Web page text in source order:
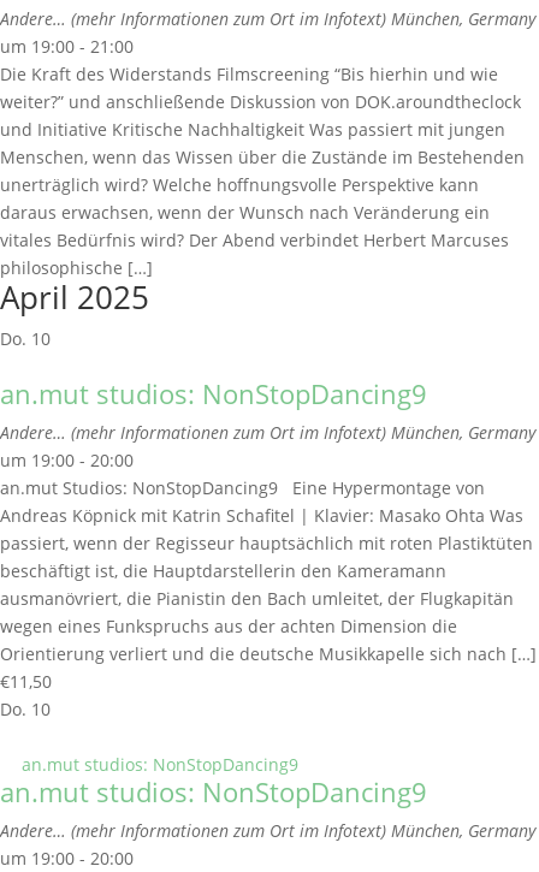
Andere… (mehr Informationen zum Ort im Infotext) München, Germany
um 19:00 - 21:00
Die Kraft des Widerstands Filmscreening “Bis hierhin und wie
weiter?” und anschließende Diskussion von DOK.aroundtheclock
und Initiative Kritische Nachhaltigkeit Was passiert mit jungen
Menschen, wenn das Wissen über die Zustände im Bestehenden
unerträglich wird? Welche hoffnungsvolle Perspektive kann
daraus erwachsen, wenn der Wunsch nach Veränderung ein
vitales Bedürfnis wird? Der Abend verbindet Herbert Marcuses
philosophische […]
April 2025
Do. 10
an.mut studios: NonStopDancing9
Andere… (mehr Informationen zum Ort im Infotext) München, Germany
um 19:00 - 20:00
an.mut Studios: NonStopDancing9 Eine Hypermontage von
Andreas Köpnick mit Katrin Schafitel | Klavier: Masako Ohta Was
passiert, wenn der Regisseur hauptsächlich mit roten Plastiktüten
beschäftigt ist, die Hauptdarstellerin den Kameramann
ausmanövriert, die Pianistin den Bach umleitet, der Flugkapitän
wegen eines Funkspruchs aus der achten Dimension die
Orientierung verliert und die deutsche Musikkapelle sich nach […]
€11,50
Do. 10
an.mut studios: NonStopDancing9
an.mut studios: NonStopDancing9
Andere… (mehr Informationen zum Ort im Infotext) München, Germany
um 19:00 - 20:00